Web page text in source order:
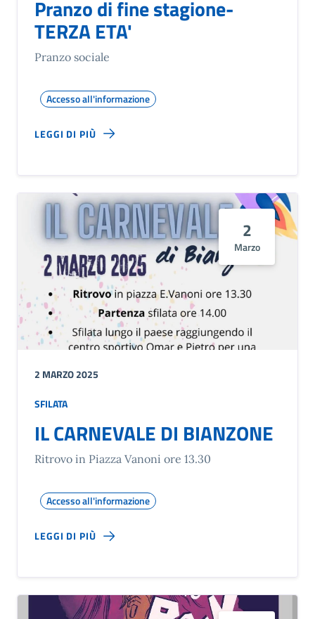
Pranzo di fine stagione-
TERZA ETA'
Pranzo sociale
Accesso all'informazione
LEGGI DI PIÙ
2
Marzo
2 MARZO 2025
SFILATA
IL CARNEVALE DI BIANZONE
Ritrovo in Piazza Vanoni ore 13.30
Accesso all'informazione
LEGGI DI PIÙ